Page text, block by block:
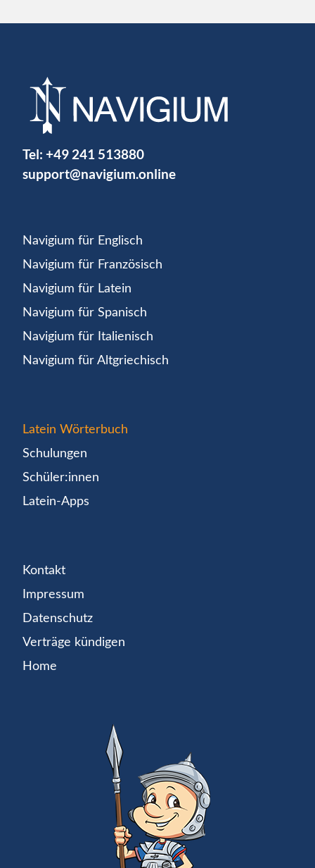
Tel: +49 241 513880
support@navigium.online
Navigium für Englisch
Navigium für Französisch
Navigium für Latein
Navigium für Spanisch
Navigium für Italienisch
Navigium für Altgriechisch
Latein Wörterbuch
Schulungen
Schüler:innen
Latein-Apps
Kontakt
Impressum
Datenschutz
Verträge kündigen
Home